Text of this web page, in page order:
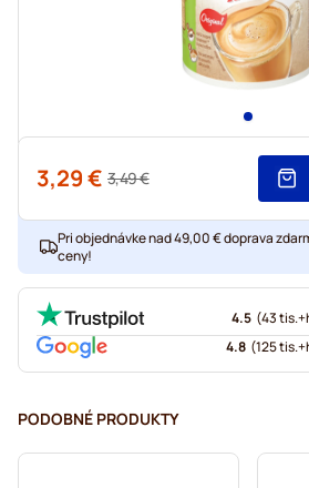
3,49 €
3,29 €
Pri objednávke nad 49,00 € doprava
ceny!
4.5 (43 tis.+
4.8 (125 tis.+
PODOBNÉ PRODUKTY